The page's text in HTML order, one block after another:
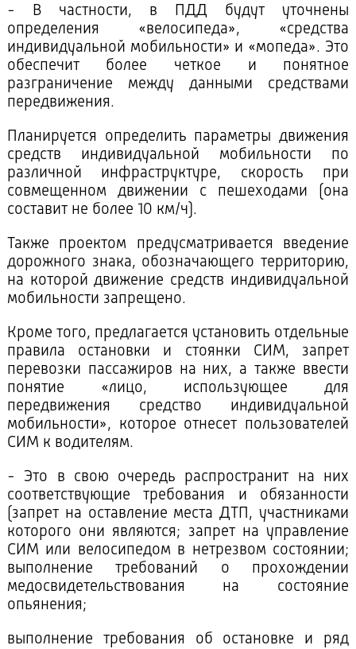
- В частности, в ПДД будут уточнены
определения «велосипеда», «средства
индивидуальной мобильности» и «мопеда». Это
обеспечит более четкое и понятное
разграничение между данными средствами
передвижения.
Планируется определить параметры движения
средств индивидуальной мобильности по
различной инфраструктуре, скорость при
совмещенном движении с пешеходами (она
составит не более 10 км/ч).
Также проектом предусматривается введение
дорожного знака, обозначающего территорию,
на которой движение средств индивидуальной
мобильности запрещено.
Кроме того, предлагается установить отдельные
правила остановки и стоянки СИМ, запрет
перевозки пассажиров на них, а также ввести
понятие «лицо, использующее для
передвижения средство индивидуальной
мобильности», которое отнесет пользователей
СИМ к водителям.
- Это в свою очередь распространит на них
соответствующие требования и обязанности
(запрет на оставление места ДТП, участниками
которого они являются; запрет на управление
СИМ или велосипедом в нетрезвом состоянии;
выполнение требований о прохождении
медосвидетельствования на состояние
опьянения;
выполнение требования об остановке и ряд